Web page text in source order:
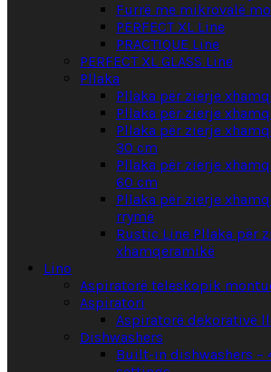
Furrë me mikrovalë
PERFECT XL Line
PRACTIQUE Line
PERFECT XL GLASS Line
Pllaka
Pllaka për zierje
Pllaka për zierje
Pllaka për zierje
30 cm
Pllaka për zierje
60 cm
Pllaka për zierje
rrymë
Rustic Line Pllaka për
xhamqeramikë
Lino
Aspiratorë teleskopik
Aspiratori
Aspiratorë dekorativë
Dishwashers
Built-in dishwashers –